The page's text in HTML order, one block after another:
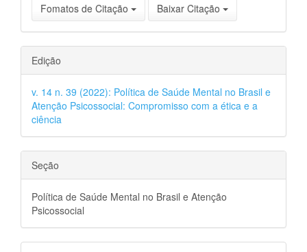
Fomatos de Citação Baixar Citação
Edição
v. 14 n. 39 (2022): Política de Saúde Mental no Brasil e
Atenção Psicossocial: Compromisso com a ética e a
ciência
Seção
Política de Saúde Mental no Brasil e Atenção
Psicossocial